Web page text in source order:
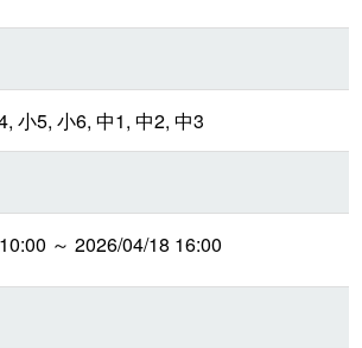
小5, 小6, 中1, 中2, 中3
～ 2026/04/18 16:00